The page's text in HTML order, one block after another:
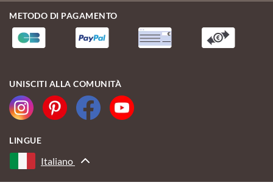
METODO DI PAGAMENTO
UNISCITI ALLA COMUNITÀ
LINGUE
Italiano